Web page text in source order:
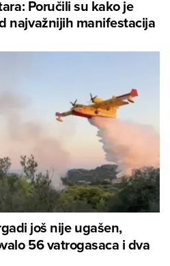
Poručili su kako je
najvažnijih manifestacija
još nije ugašen,
56 vatrogasaca i dva